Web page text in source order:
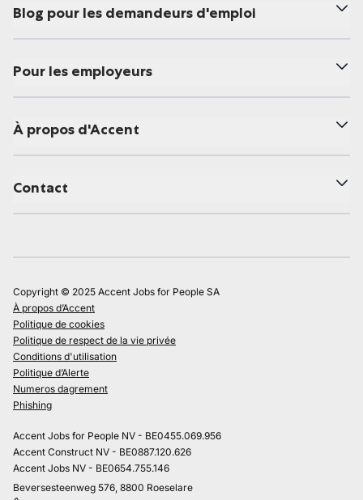
Blog pour les demandeurs d'emploi
Pour les employeurs
À propos d'Accent
Contact
Copyright © 2025 Accent Jobs for People SA
À propos d’Accent
Politique de cookies
Politique de respect de la vie privée
Conditions d'utilisation
Politique d’Alerte
Numeros dagrement
Phishing
Accent Jobs for People NV - BE0455.069.956
Accent Construct NV - BE0887.120.626
Accent Jobs NV - BE0654.755.146
Beversesteenweg 576, 8800 Roeselare